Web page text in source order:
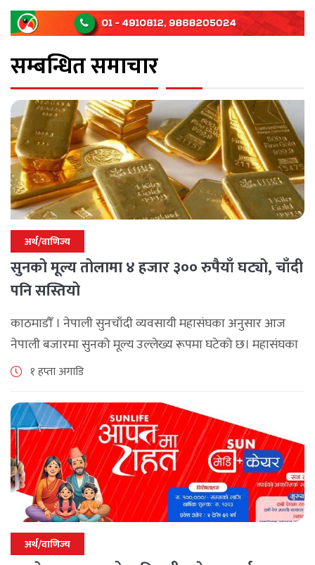
सम्बन्धित समाचार
अर्थ/वाणिज्य
सुनको मूल्य तोलामा ४ हजार ३०० रुपैयाँ घट्यो, चाँदी
पनि सस्तियो
काठमाडौँ । नेपाली सुनचाँदी व्यवसायी महासंघका अनुसार आज
नेपाली बजारमा सुनको मूल्य उल्लेख्य रूपमा घटेको छ। महासंघका
अनुसार छापावाल सुनको मूल्य आज प्रतितोला दुई लाख ८४ हजार
१ हप्ता अगाडि
अर्थ/वाणिज्य